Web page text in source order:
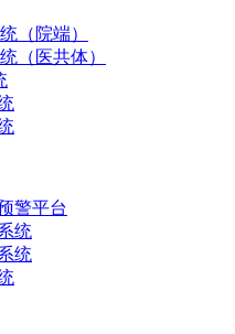
（院端）
（医共体）
警平台
统
统